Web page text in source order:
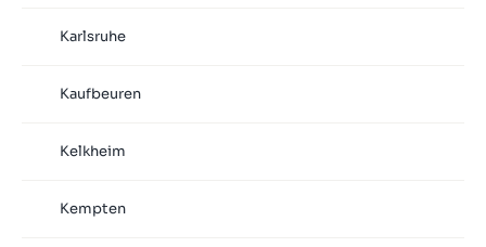
Karlsruhe
Kaufbeuren
Kelkheim
Kempten